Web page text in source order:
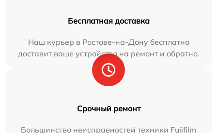
Бесплатная доставка
Наш курьер в Ростове-на-Дону бесплатно
доставит ваше устройство на ремонт и обратно.
Срочный ремонт
Большинство неисправностей техники Fujifilm